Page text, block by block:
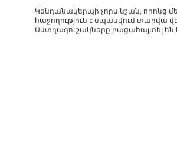
Կենդանակերպի չորս նշան, որոնց
հաջողություն է սպասվում տարվա
Աստղագուշակները բացահայտել